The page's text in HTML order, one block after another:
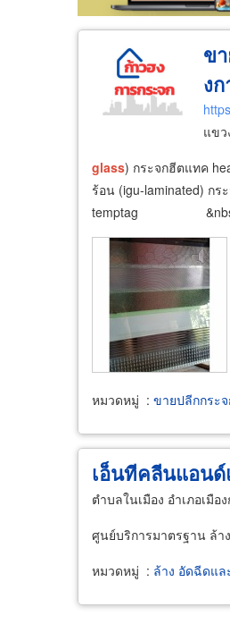
ข
ง
แขว
glass) กระจกฮีตแทค
ร้อน (igu-laminated) กร
temptag
หมวดหมู่ : ขายปลีกกระ
เอ็นทีคลีนแอน
ตำบลในเมือง อำเภอเมือ
ศูนย์บริการมาตรฐาน ล้า
หมวดหมู่ : ล้าง อัดฉีดแ